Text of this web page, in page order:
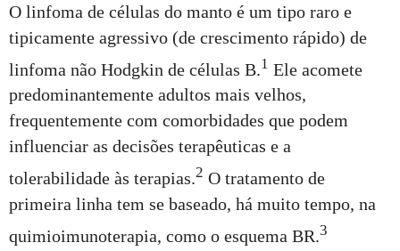
O linfoma de células do manto é um tipo raro e
tipicamente agressivo (de crescimento rápido) de
linfoma não Hodgkin de células B. 1 Ele acomete
predominantemente adultos mais velhos,
frequentemente com comorbidades que podem
influenciar as decisões terapêuticas e a
tolerabilidade às terapias.2 O tratamento de
primeira linha tem se baseado, há muito tempo, na
quimioimunoterapia, como o esquema BR.3